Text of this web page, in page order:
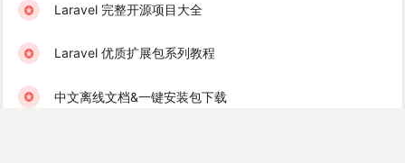
Laravel 完整开源项目大全
Laravel 优质扩展包系列教程
中文离线文档&一键安装包下载